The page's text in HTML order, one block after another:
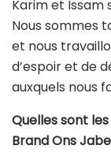
Karim et Issam
Nous sommes
et nous
d’espoir et de
auxquels nous
Quelles sont
Brand Ons